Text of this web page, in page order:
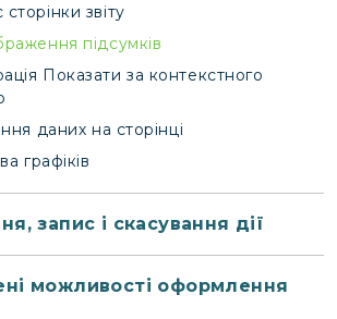
звіту
підсумків
Показати за контекстного
даних на сторінці
графіків
запис і скасування дії
можливості оформлення